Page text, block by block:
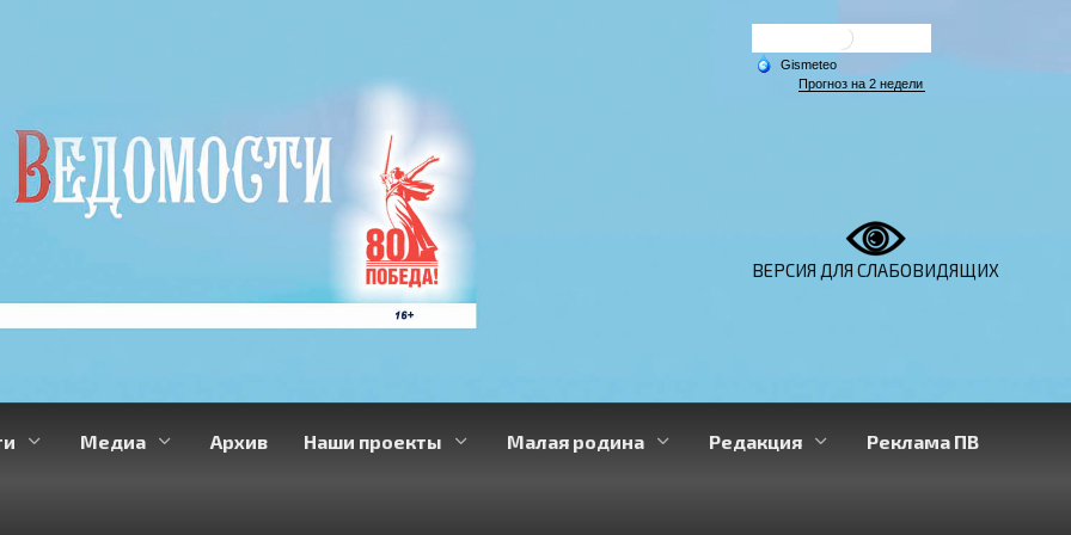
ВЕРСИЯ ДЛЯ СЛАБОВИДЯЩИХ
Медиа Архив Наши проекты Малая родина Редакция Реклама ПВ